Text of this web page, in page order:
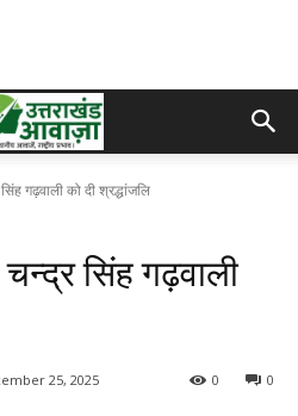
गढ़वाली को दी श्रद्धांजलि
चन्द्र सिंह गढ़वाली
25, 2025 0
0